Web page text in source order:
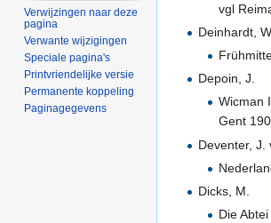
vgl
Deinhardt, W.
Depoin, J.
Wicman
Gent
Deventer, J.
Dicks, M.
Die
Verwijzingen naar deze
pagina
Verwante wijzigingen
Speciale pagina's
Printvriendelijke versie
Permanente koppeling
Paginagegevens